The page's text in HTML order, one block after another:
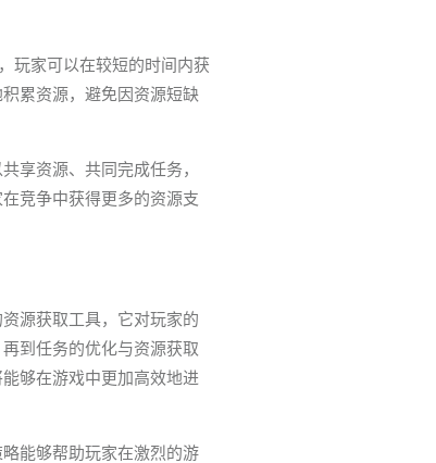
玩家可以在较短的时间内获
累资源，避免因资源短缺
享资源、共同完成任务，
竞争中获得更多的资源支
源获取工具，它对玩家的
到任务的优化与资源获取
够在游戏中更加高效地进
能够帮助玩家在激烈的游